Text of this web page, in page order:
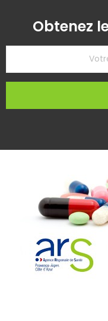
Obtenez